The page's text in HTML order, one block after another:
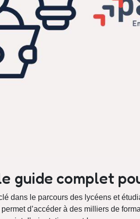
guide complet
dans le parcours des lycéens et
d’accéder à des milliers de